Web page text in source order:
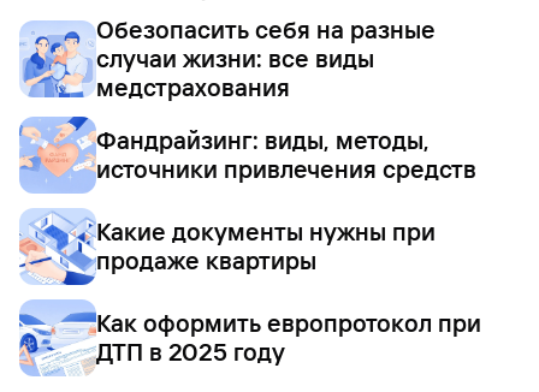
Обезопасить себя на разные
случаи жизни: все виды
медстрахования
Фандрайзинг: виды, методы,
источники привлечения средств
Какие документы нужны при
продаже квартиры
Как оформить европротокол при
ДТП в 2025 году